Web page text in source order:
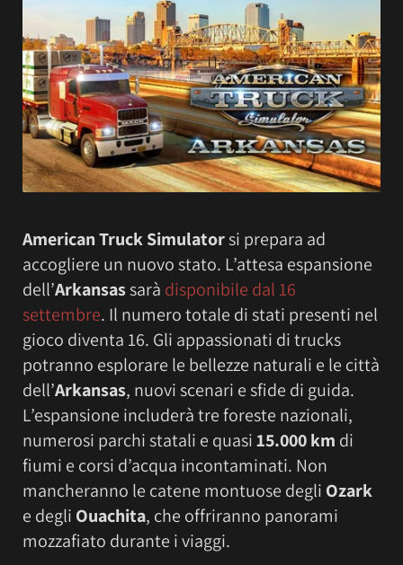
American Truck Simulatorsi prepara ad
accogliere un nuovo stato. L’attesa espansione
dell’Arkansassarà disponibile dal 16
settembre. Il numero totale di stati presenti nel
gioco diventa 16. Gli appassionati di trucks
potranno esplorare le bellezze naturali e le città
dell’Arkansas, nuovi scenari e sfide di guida.
L’espansione includerà tre foreste nazionali,
numerosi parchi statali e quasi15.000 km di
fiumi e corsi d’acqua incontaminati. Non
mancheranno le catene montuose degli Ozark
e degli Ouachita, che offriranno panorami
mozzafiato durante i viaggi.